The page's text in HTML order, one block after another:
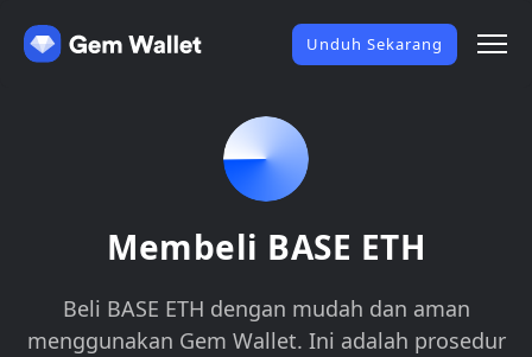
Unduh Sekarang
Membeli BASE ETH
Beli BASE ETH dengan mudah dan aman
menggunakan Gem Wallet. Ini adalah prosedur